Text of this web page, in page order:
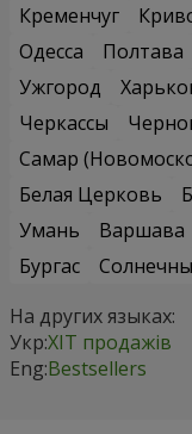
Кременчуг
Одесса
Полтава
Ужгород
Черкассы
Самар
Белая Церковь
Умань
Варшава
Бургас
На других языках:
Укр:ХІТ продажів
Eng:Bestsellers